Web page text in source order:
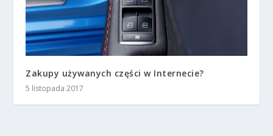
Zakupy używanych części w Internecie?
5 listopada 2017